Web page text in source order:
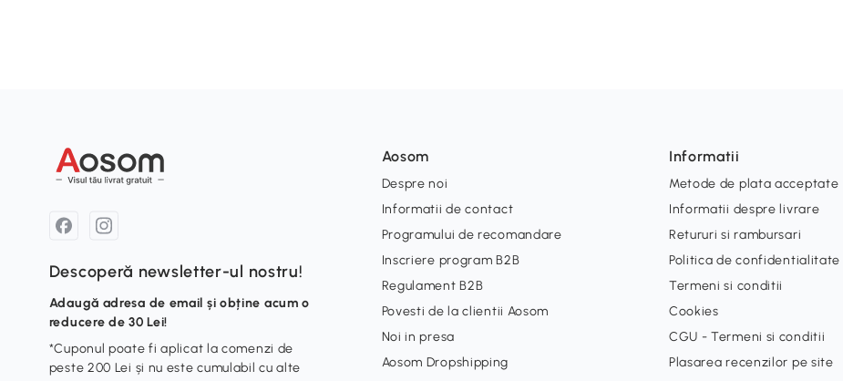
Descoperă newsletter-ul nostru!
Adaugă adresa de email și obține acum o
reducere de 30 Lei!
*Cuponul poate fi aplicat la comenzi de
peste 200 Lei și nu este cumulabil cu alte
Aosom
Despre noi
Informatii de contact
Programului de recomandare
Inscriere program B2B
Regulament B2B
Povesti de la clientii Aosom
Noi in presa
Aosom Dropshipping
Informatii
Metode de plata acceptate
Informatii despre livrare
Retururi si rambursari
Politica de confidentialitate
Termeni si conditii
Cookies
CGU - Termeni si conditii
Plasarea recenzilor pe site